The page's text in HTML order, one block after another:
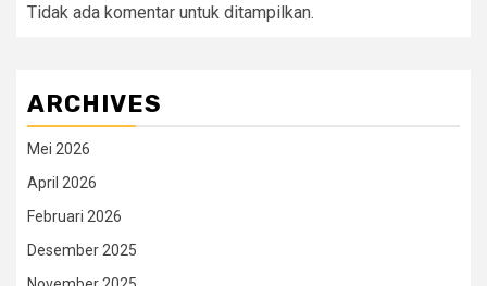
Tidak ada komentar untuk ditampilkan.
ARCHIVES
Mei 2026
April 2026
Februari 2026
Desember 2025